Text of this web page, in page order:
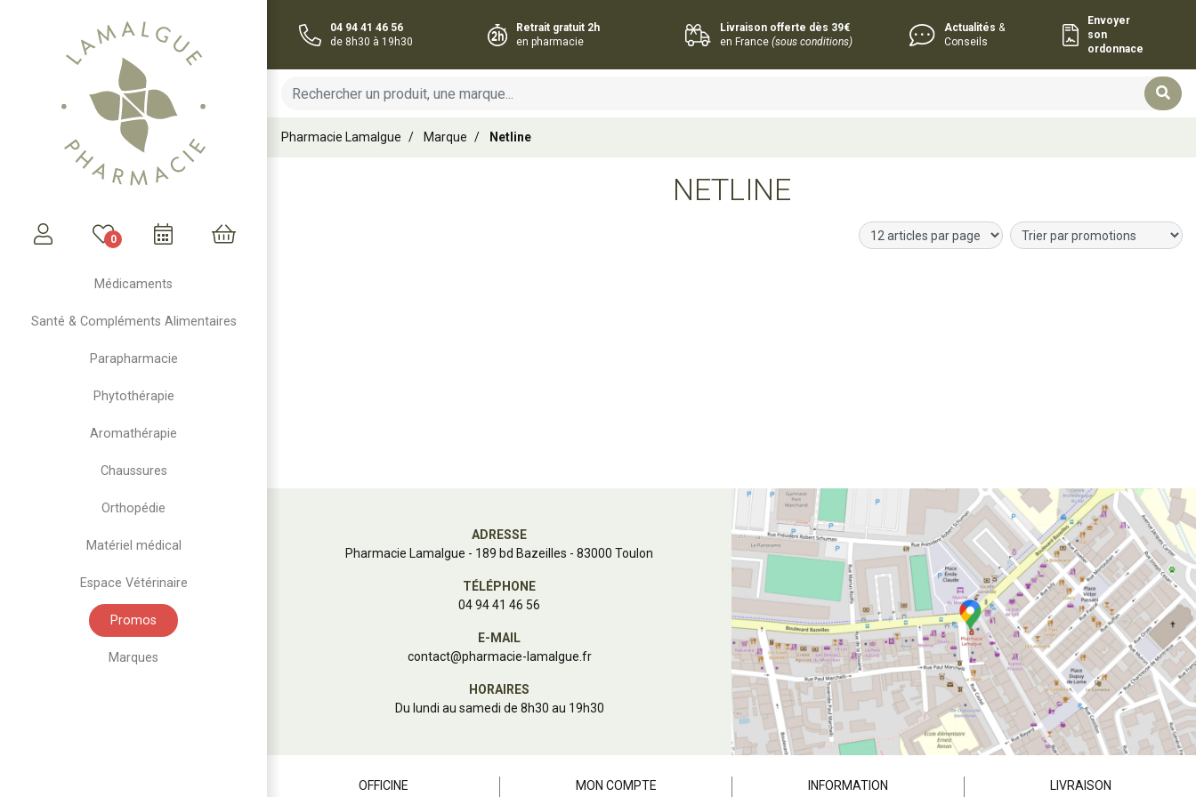
0
Médicaments
Santé & Compléments Alimentaires
Parapharmacie
Phytothérapie
Aromathérapie
Chaussures
Orthopédie
Matériel médical
Espace Vétérinaire
Promos
Marques
04 94 41 46 56
de 8h30 à 19h30
Retrait gratuit 2h
en pharmacie
Livraison offerte dès 39€
en France(sous conditions)
Actualités &
Conseils
Envoyer
son
ordonnace
Pharmacie Lamalgue Marque Netline
NETLINE
ADRESSE
Pharmacie Lamalgue - 189 bd Bazeilles - 83000 Toulon
TÉLÉPHONE
04 94 41 46 56
E-MAIL
contact@pharmacie-lamalgue.fr
HORAIRES
Du lundi au samedi de 8h30 au 19h30
OFFICINE MON COMPTE INFORMATION LIVRAISON